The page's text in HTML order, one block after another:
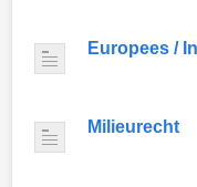
Europees /
Milieurecht